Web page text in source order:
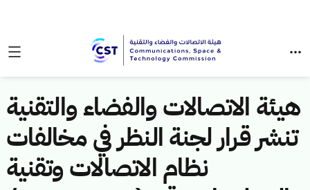
هيئة الاتصالات والفضاء والتقنية
تنشر قرار لجنة النظر في مخالفات
نظام الاتصالات وتقنية